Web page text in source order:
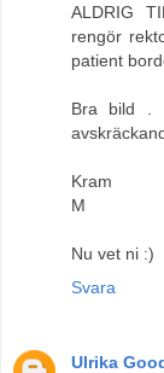
ALDRIG
rengör
patient
Bra bild .
Kram
M
Nu vet ni :)
Svara
Ulrika